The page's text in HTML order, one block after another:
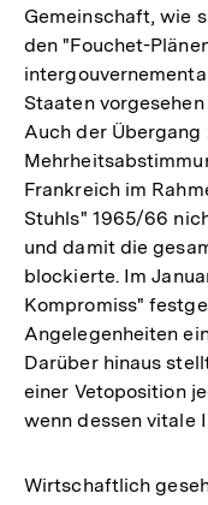
Gemeinschaft, wie
den "Fouchet-
Staaten
Auch der
Frankreich im
Stuhls" 1965/66
und damit die
blockierte. Im
Kompromiss"
Angelegenheiten
Darüber hinaus
einer Vetoposition
wenn dessen vitale
Wirtschaftlich